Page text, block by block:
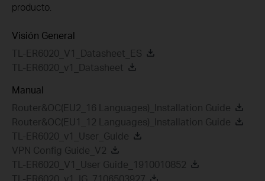
producto.
Visión General
TL-ER6020_V1_Datasheet_ES
TL-ER6020_v1_Datasheet
Manual
Router&OC(EU2_16 Languages)_Installation Guide
Router&OC(EU1_12 Languages)_Installation Guide
TL-ER6020_v1_User_Guide
VPN Config Guide_V2
TL-ER6020_V1_User Guide_1910010852
TL-ER6020_v1_IG_7106503927